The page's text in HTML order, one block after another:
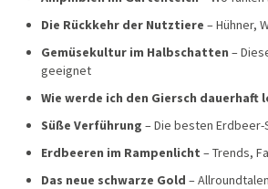
Die Rückkehr der Nutztiere – Hühner,
Gemüsekultur im Halbschatten –
geeignet
Wie werde ich den Giersch dauerhaft
Süße Verführung – Die besten
Erdbeeren im Rampenlicht – Trends,
Das neue schwarze Gold –